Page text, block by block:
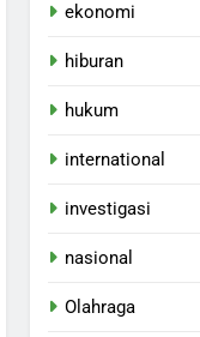
ekonomi
hiburan
hukum
international
investigasi
nasional
Olahraga